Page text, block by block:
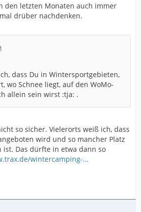
den letzten Monaten auch immer
drüber nachdenken.
dass Du in Wintersportgebieten,
wo Schnee liegt, auf den WoMo-
allein sein wirst :tja: .
so sicher. Vielerorts weiß ich, dass
wird und so mancher Platz
Das dürfte in etwa dann so
wintercamping-…